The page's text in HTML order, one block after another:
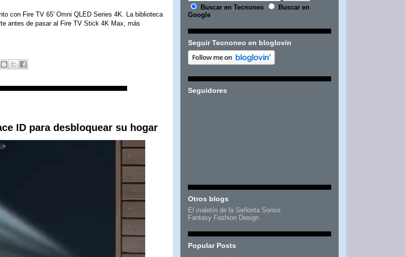
con Fire TV 65' Omni QLED Series 4K. La biblioteca
antes de pasar al Fire TV Stick 4K Max, más
ID para desbloquear su hogar
Buscar en Tecnoneo
Buscar en
Google
Seguir Tecnoneo en bloglovin
Seguidores
Otros blogs
El maletín de la Señorita Sonso
Fantasy Fashion Design
Popular Posts